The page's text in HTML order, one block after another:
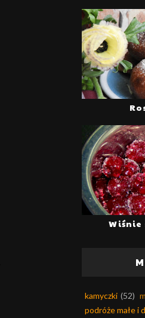
Wiśnie
kamyczki (52)
podróże małe i